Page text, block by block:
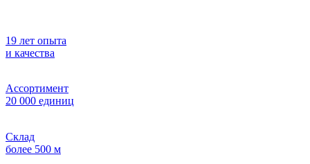
19 лет опыта
и качества
Ассортимент
20 000 единиц
Склад
более 500 м